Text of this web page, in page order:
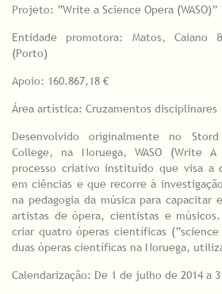
Projeto: “Write a Science Opera (WASO)”
Entidade promotora: Matos, Caiano
(Porto)
Apoio: 160.867,18 €
Área artística: Cruzamentos disciplinares
Desenvolvido originalmente no
College, na Noruega, WASO (Write
processo criativo instituído que visa a
em ciências e que recorre à
na pedagogia da música para capacitar
artistas de ópera, cientistas e
criar quatro óperas científicas
duas óperas científicas na Noruega,
Calendarização: De 1 de julho de 2014 a